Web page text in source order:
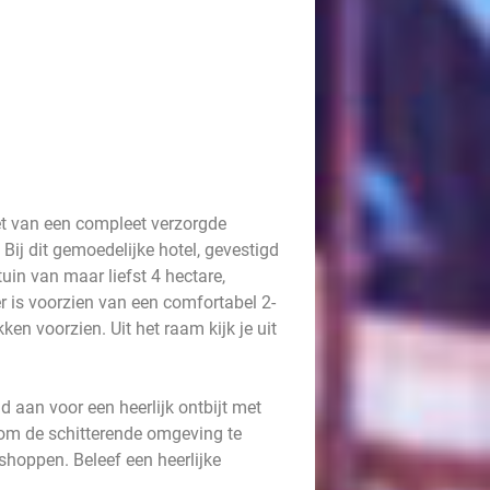
van een compleet verzorgde
dit gemoedelijke hotel, gevestigd
van maar liefst 4 hectare,
is voorzien van een comfortabel 2-
voorzien. Uit het raam kijk je uit
aan voor een heerlijk ontbijt met
de schitterende omgeving te
Beleef een heerlijke